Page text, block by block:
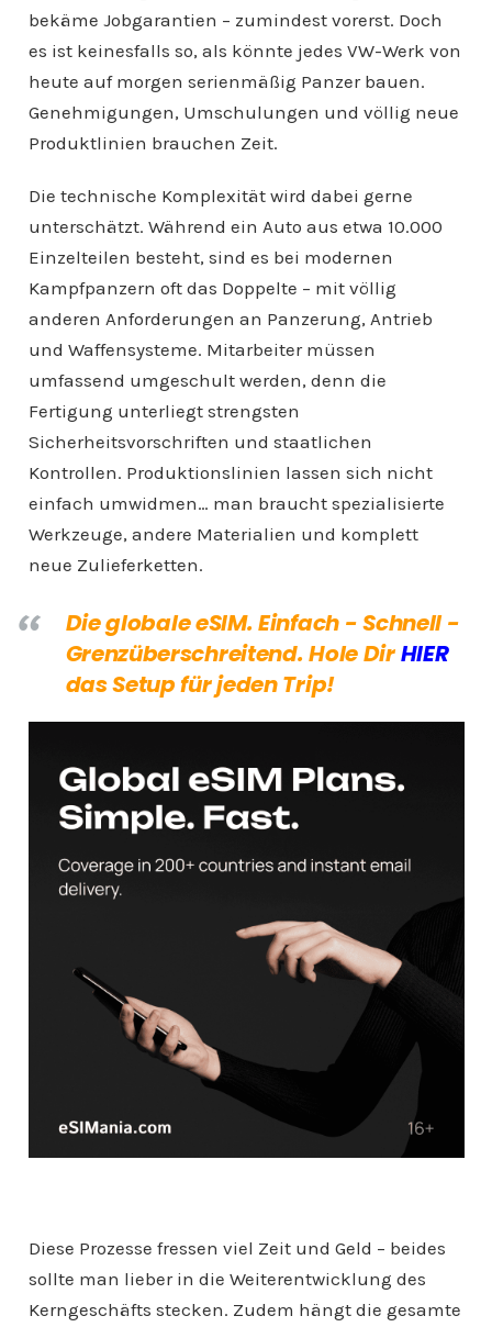
bekäme Jobgarantien – zumindest vorerst. Doch
es ist keinesfalls so, als könnte jedes VW-Werk von
heute auf morgen serienmäßig Panzer bauen.
Genehmigungen, Umschulungen und völlig neue
Produktlinien brauchen Zeit.
Die technische Komplexität wird dabei gerne
unterschätzt. Während ein Auto aus etwa 10.000
Einzelteilen besteht, sind es bei modernen
Kampfpanzern oft das Doppelte – mit völlig
anderen Anforderungen an Panzerung, Antrieb
und Waffensysteme. Mitarbeiter müssen
umfassend umgeschult werden, denn die
Fertigung unterliegt strengsten
Sicherheitsvorschriften und staatlichen
Kontrollen. Produktionslinien lassen sich nicht
einfach umwidmen… man braucht spezialisierte
Werkzeuge, andere Materialien und komplett
neue Zulieferketten.
Die globale eSIM. Einfach - Schnell -
Grenzüberschreitend. Hole DirHIER
das Setup für jeden Trip!
Diese Prozesse fressen viel Zeit und Geld – beides
sollte man lieber in die Weiterentwicklung des
Kerngeschäfts stecken. Zudem hängt die gesamte